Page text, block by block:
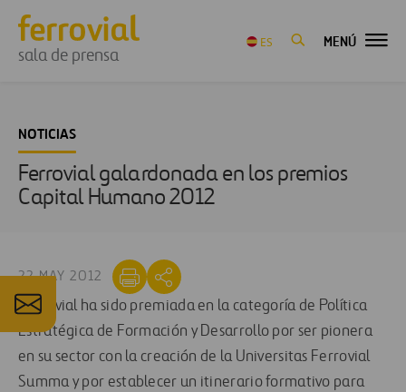
sala de prensa
ES MENÚ
NOTICIAS
Ferrovial galardonada en los premios
Capital Humano 2012
22 MAY 2012
Ferrovial ha sido premiada en la categoría de Política
Estratégica de Formación y Desarrollo por ser pionera
en su sector con la creación de la Universitas Ferrovial
Summa y por establecer un itinerario formativo para